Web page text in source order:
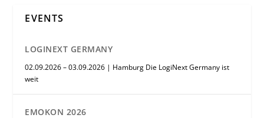
EVENTS
LOGINEXT GERMANY
02.09.2026 – 03.09.2026 | Hamburg Die LogiNext Germany ist
weit
EMOKON 2026